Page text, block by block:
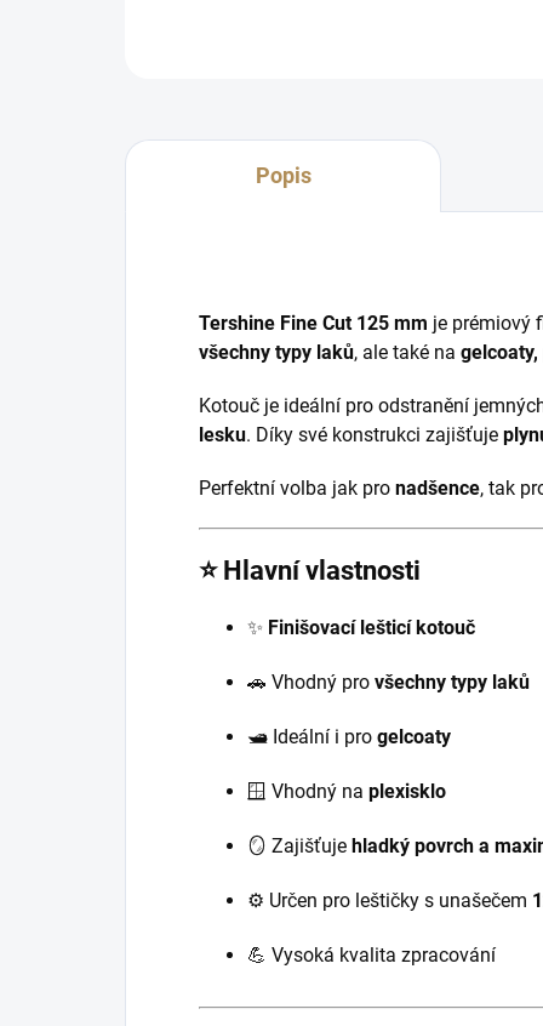
Popis
Tershine Fine Cut 125 mm je prémiový
všechny typy laků, ale také na
Kotouč je ideální pro odstranění
lesku. Díky své konstrukci zajišťuje
Perfektní volba jak pro nadšence, tak
⭐ Hlavní vlastnosti
✨ Finišovací lešticí kotouč
🚗 Vhodný pro všechny typy laků
🛥️ Ideální i pro gelcoaty
🪟 Vhodný na plexisklo
🪞 Zajišťuje hladký povrch a
⚙️ Určen pro leštičky s unašečem
💪 Vysoká kvalita zpracování